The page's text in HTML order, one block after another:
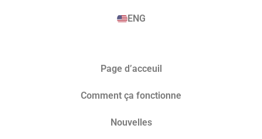
ENG
Page d’acceuil
Comment ça fonctionne
Nouvelles